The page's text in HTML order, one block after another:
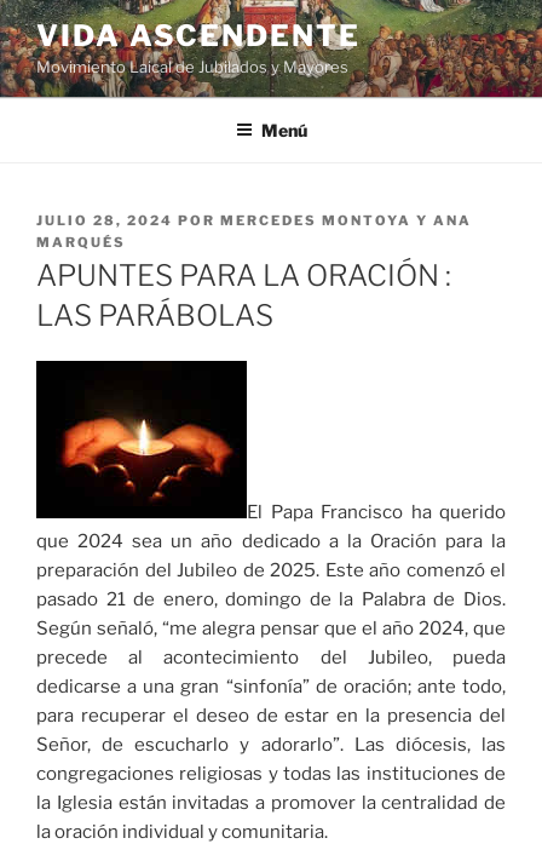
VIDA ASCENDENTE
Movimiento Laical de Jubilados y Mayores
Menú
JULIO 28, 2024 POR MERCEDES MONTOYA Y ANA
MARQUÉS
APUNTES PARA LA ORACIÓN :
LAS PARÁBOLAS
El Papa Francisco ha querido
que 2024 sea un año dedicado a la Oración para la
preparación del Jubileo de 2025. Este año comenzó el
pasado 21 de enero, domingo de la Palabra de Dios.
Según señaló, “me alegra pensar que el año 2024, que
precede al acontecimiento del Jubileo, pueda
dedicarse a una gran “sinfonía” de oración; ante todo,
para recuperar el deseo de estar en la presencia del
Señor, de escucharlo y adorarlo”. Las diócesis, las
congregaciones religiosas y todas las instituciones de
la Iglesia están invitadas a promover la centralidad de
la oración individual y comunitaria.